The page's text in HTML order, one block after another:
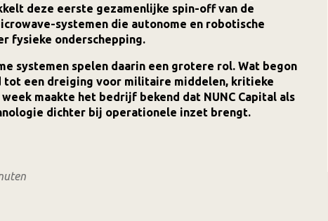
deze eerste gezamenlijke spin-off van de
systemen die autonome en robotische
fysieke onderschepping.
systemen spelen daarin een grotere rol. Wat begon
een dreiging voor militaire middelen, kritieke
maakte het bedrijf bekend dat NUNC Capital als
dichter bij operationele inzet brengt.